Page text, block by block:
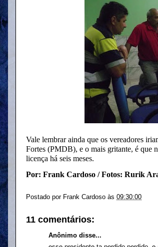
Vale lembrar ainda que os vereadores
Fortes (PMDB), e o mais gritante, é que
licença há seis meses.
Por: Frank Cardoso / Fotos: Rurik
Postado por Frank Cardoso às 09:30:00
11 comentários:
Anônimo disse...